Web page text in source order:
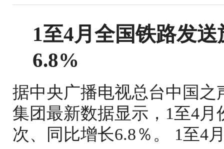
1至4月全国铁路发
6.8%
据中央广播电视总台中国
集团最新数据显示，1至4月
次、同比增长6.8％。 1至4